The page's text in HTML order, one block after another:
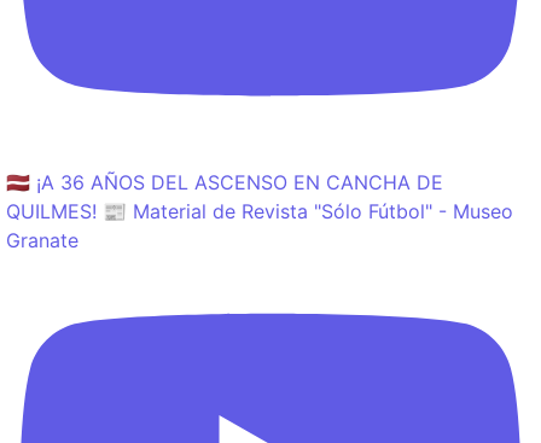
🇱🇻 ¡A 36 AÑOS DEL ASCENSO EN CANCHA DE
QUILMES! 📰 Material de Revista "Sólo Fútbol" - Museo
Granate